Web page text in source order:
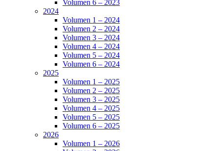
Volumen 6 – 2023
2024
Volumen 1 – 2024
Volumen 2 – 2024
Volumen 3 – 2024
Volumen 4 – 2024
Volumen 5 – 2024
Volumen 6 – 2024
2025
Volumen 1 – 2025
Volumen 2 – 2025
Volumen 3 – 2025
Volumen 4 – 2025
Volumen 5 – 2025
Volumen 6 – 2025
2026
Volumen 1 – 2026